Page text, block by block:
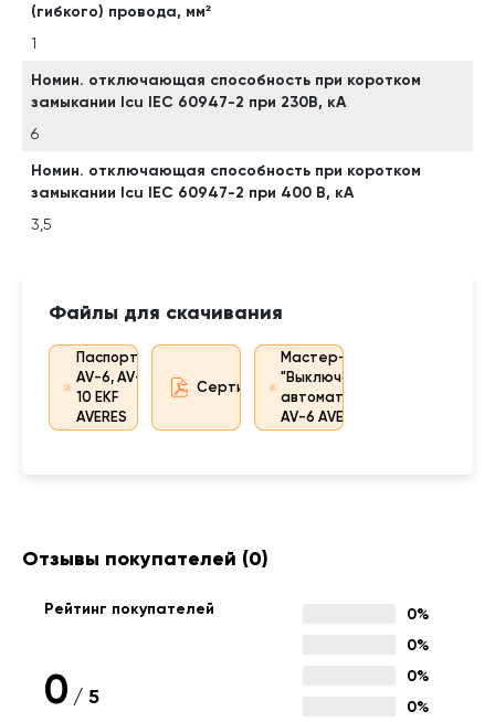
(гибкого) провода, мм²
1
Номин. отключающая способность при коротком
замыкании Icu IEC 60947-2 при 230В, кА
6
Номин. отключающая способность при коротком
замыкании Icu IEC 60947-2 при 400 В, кА
3,5
Файлы для скачивания
Паспорт
AV-6, AV-
10 EKF
AVERES
Сертификат
Мастер-каталог
"Выключатели
автоматические
AV-6 AVERES"
Отзывы покупателей (0)
Рейтинг покупателей
0 / 5
0%
0%
0%
0%